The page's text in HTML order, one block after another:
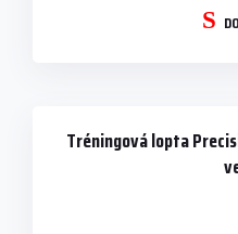
Tréningová lopta